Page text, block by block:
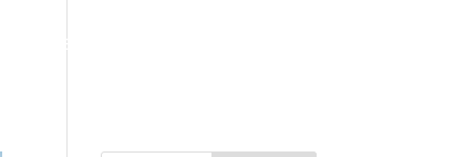
Espace client